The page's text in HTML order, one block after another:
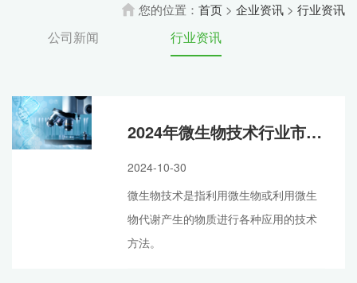
您的位置： 首页 > 企业资讯 > 行业资讯
公司新闻 行业资讯
2024年微生物技术行业市场发展现状及未来发展前景趋势分析
2024-10-30
微生物技术是指利用微生物或利用微生
物代谢产生的物质进行各种应用的技术
方法。